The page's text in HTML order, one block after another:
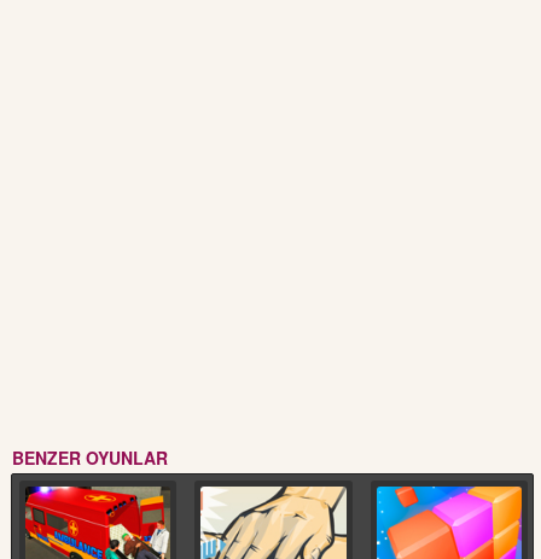
BENZER OYUNLAR